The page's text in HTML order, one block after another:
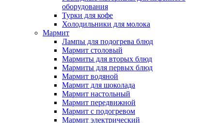
оборудования
Турки для кофе
Холодильники для молока
Мармит
Лампы для подогрева блюд
Мармит столовый
Мармиты для вторых блюд
Мармиты для первых блюд
Мармит водяной
Мармит для шоколада
Мармит настольный
Мармит передвижной
Мармит с подогревом
Мармит электрический